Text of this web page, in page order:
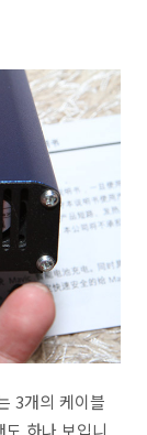
3개의 케이블
하나 보입니